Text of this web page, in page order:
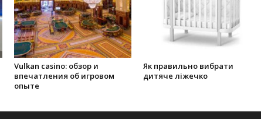
Vulkan casino: обзор и
впечатления об игровом
опыте
Як правильно вибрати
дитяче ліжечко